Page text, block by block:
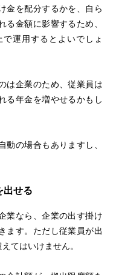
金を配分するかを、自ら
る金額に影響するため、
運用するとよいでしょ
は企業のため、従業員は
る年金を増やせるかもし
動の場合もありますし、
出せる
業なら、企業の出す掛け
ます。ただし従業員が出
てはいけません。